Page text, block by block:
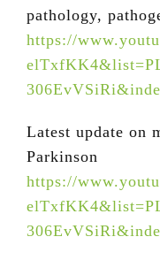
pathology,
https://
Latest update on
Parkinson
https://